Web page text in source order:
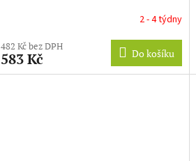
2 - 4 týdny
482 Kč bez DPH
583 Kč Do košíku